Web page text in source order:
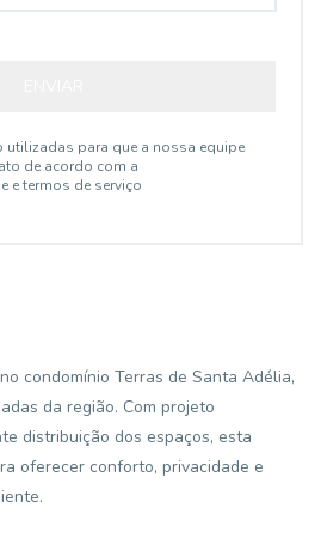
utilizadas para que a nossa equipe
de acordo com a
e termos de serviço
condomínio Terras de Santa Adélia,
da região. Com projeto
distribuição dos espaços, esta
oferecer conforto, privacidade e